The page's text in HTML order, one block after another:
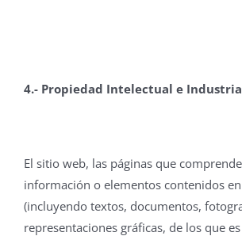
4.- Propiedad Intelectual e
El sitio web, las páginas que
información o elementos contenidos
(incluyendo textos, documentos,
representaciones gráficas, de los que